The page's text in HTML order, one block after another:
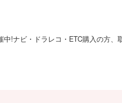
!ナビ・ドラレコ・ETC購入の方、